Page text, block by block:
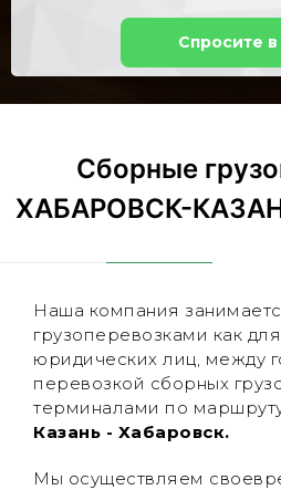
Спросите
Сборные
ХАБАРОВСК-
Наша компания
грузоперевозками как
юридических лиц, между
перевозкой сборных
терминалами по
Казань - Хабаровск.
Мы осуществляем